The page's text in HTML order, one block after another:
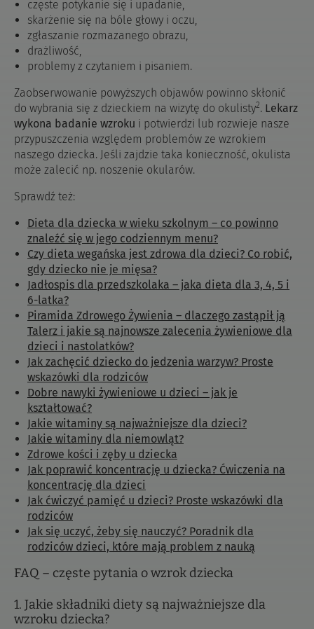
częste potykanie się i upadanie,
skarżenie się na bóle głowy i oczu,
zgłaszanie rozmazanego obrazu,
drażliwość,
problemy z czytaniem i pisaniem.
Zaobserwowanie powyższych objawów powinno skłonić
do wybrania się z dzieckiem na wizytę do okulisty2. Lekarz
wykona badanie wzroku i potwierdzi lub rozwieje nasze
przypuszczenia względem problemów ze wzrokiem
naszego dziecka. Jeśli zajdzie taka konieczność, okulista
może zalecić np. noszenie okularów.
Sprawdź też:
Dieta dla dziecka w wieku szkolnym – co powinno
znaleźć się w jego codziennym menu?
Czy dieta wegańska jest zdrowa dla dzieci? Co robić,
gdy dziecko nie je mięsa?
Jadłospis dla przedszkolaka – jaka dieta dla 3, 4, 5 i
6-latka?
Piramida Zdrowego Żywienia – dlaczego zastąpił ją
Talerz i jakie są najnowsze zalecenia żywieniowe dla
dzieci i nastolatków?
Jak zachęcić dziecko do jedzenia warzyw? Proste
wskazówki dla rodziców
Dobre nawyki żywieniowe u dzieci – jak je
kształtować?
Jakie witaminy są najważniejsze dla dzieci?
Jakie witaminy dla niemowląt?
Zdrowe kości i zęby u dziecka
Jak poprawić koncentrację u dziecka? Ćwiczenia na
koncentrację dla dzieci
Jak ćwiczyć pamięć u dzieci? Proste wskazówki dla
rodziców
Jak się uczyć, żeby się nauczyć? Poradnik dla
rodziców dzieci, które mają problem z nauką
FAQ – częste pytania o wzrok dziecka
1. Jakie składniki diety są najważniejsze dla
wzroku dziecka?